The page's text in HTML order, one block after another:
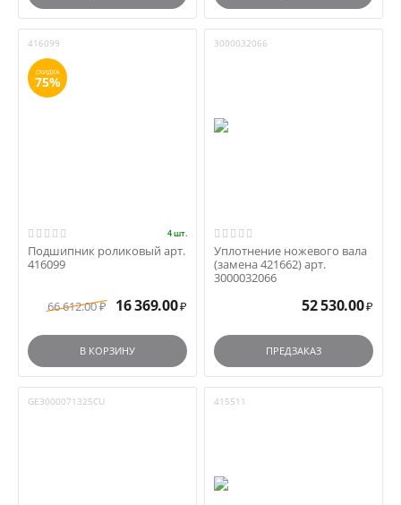
416099
СКИДКА
75%
4 шт.
Подшипник роликовый арт.
416099
66 612.00 ₽ 16 369.00 ₽
В КОРЗИНУ
3000032066
Уплотнение ножевого вала
(замена 421662) арт.
3000032066
52 530.00 ₽
ПРЕДЗАКАЗ
GE3000071325CU 415511